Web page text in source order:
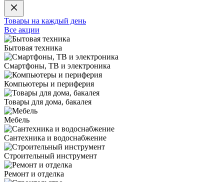
Товары на каждый день
Все акции
Бытовая техника
Смартфоны, ТВ и электроника
Компьютеры и периферия
Товары для дома, бакалея
Мебель
Сантехника и водоснабжение
Строительный инструмент
Ремонт и отделка